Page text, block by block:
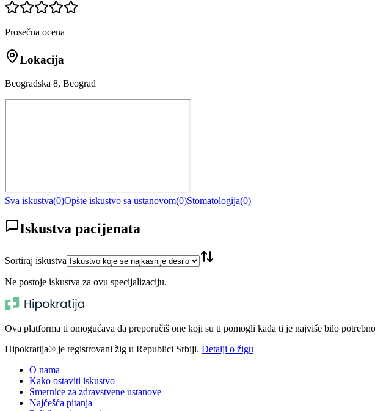
Prosečna ocena
Lokacija
Beogradska 8, Beograd
Sva iskustva(0)Opšte iskustvo sa ustanovom(0)Stomatologija(0)
Iskustva pacijenata
Sortiraj iskustva
Ne postoje iskustva za ovu specijalizaciju.
Ova platforma ti omogućava da preporučiš one koji su ti pomogli kada ti je najviše bilo
Hipokratija® je registrovani žig u Republici Srbiji. Detalji o žigu
O nama
Kako ostaviti iskustvo
Smernice za zdravstvene ustanove
Najčešća pitanja